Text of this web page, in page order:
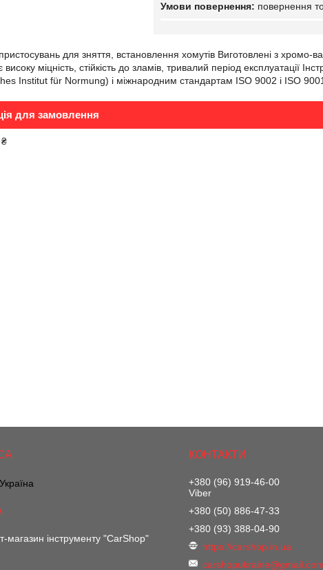
повернення
для зняття, встановлення хомутів Виготовлені з
міцність, стійкість до зламів, тривалий період експлуатації
Institut für Normung) і міжнародним стандартам ISO 9002 і ISO 9001
для замовлення
магазин інструменту "CarShop"
+380 (96) 919-46-00
Viber
+380 (50) 886-47-33
+380 (93) 388-04-90
https://carshop.in.ua
carshopukraine@gmail.com